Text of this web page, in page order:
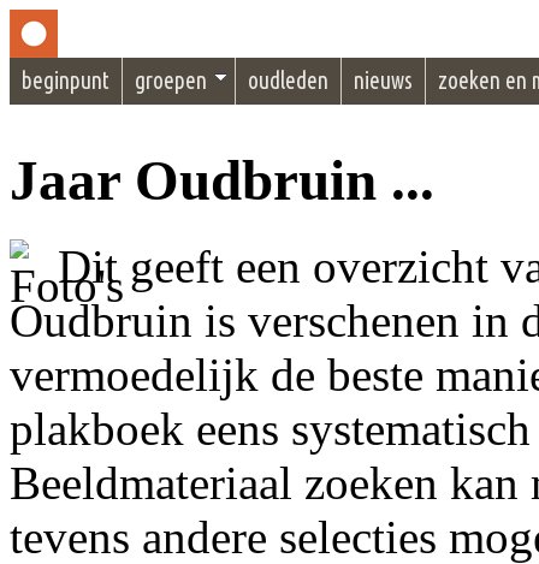
beginpunt groepen oudleden nieuws zoeken en
Jaar Oudbruin ...
Dit geeft een overzicht
Oudbruin is verschenen in
vermoedelijk de beste
plakboek eens
Beeldmateriaal zoeken
tevens andere selecties